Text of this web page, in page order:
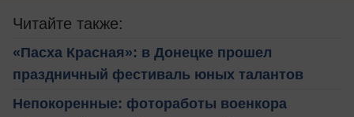
Читайте также:
«Пасха Красная»: в Донецке прошел
праздничный фестиваль юных талантов
Непокоренные: фотоработы военкора